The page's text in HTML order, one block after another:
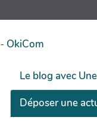
- OkiCom
Le blog avec Une
Déposer une